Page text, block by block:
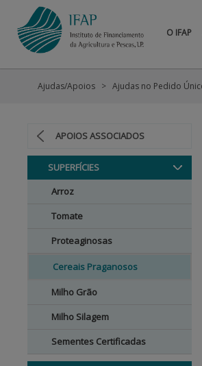
O IFAP
APOIOS ASSOCIADOS
SUPERFÍCIES
Arroz
Tomate
Proteaginosas
Cereais Praganosos
Milho Grão
Milho Silagem
Sementes Certificadas
Ajudas/Apoios Ajudas no Pedido